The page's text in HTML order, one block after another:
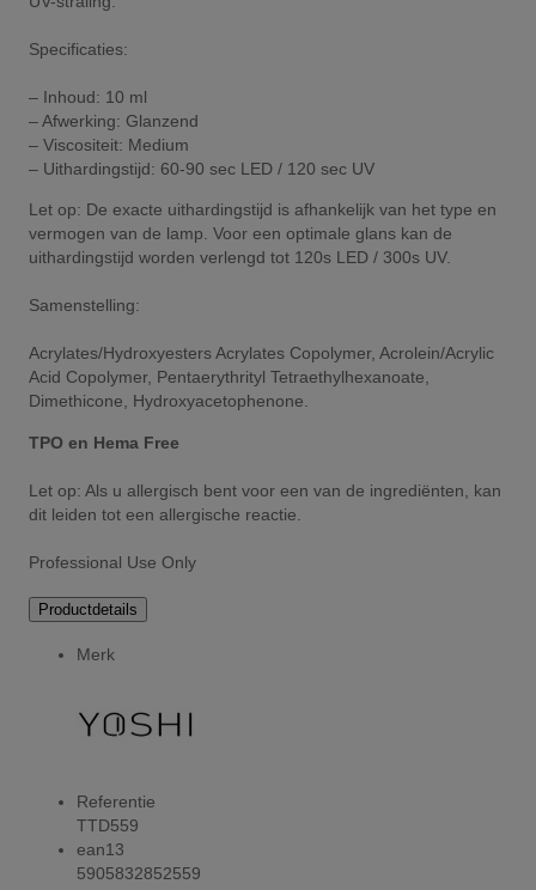
Specificaties:
– Inhoud: 10 ml
– Afwerking: Glanzend
– Viscositeit: Medium
– Uithardingstijd: 60-90 sec LED / 120 sec UV
Let op: De exacte uithardingstijd is afhankelijk van het type en
vermogen van de lamp. Voor een optimale glans kan de
uithardingstijd worden verlengd tot 120s LED / 300s UV.
Samenstelling:
Acrylates/Hydroxyesters Acrylates Copolymer, Acrolein/Acrylic
Acid Copolymer, Pentaerythrityl Tetraethylhexanoate,
Dimethicone, Hydroxyacetophenone.
TPO en Hema Free
Let op: Als u allergisch bent voor een van de ingrediënten, kan
dit leiden tot een allergische reactie.
Professional Use Only
Productdetails
Merk
Referentie
TTD559
ean13
5905832852559